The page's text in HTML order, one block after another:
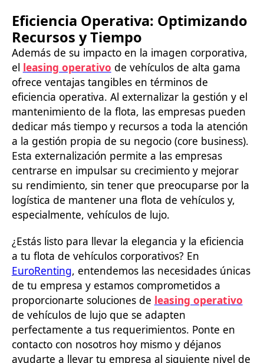
Eficiencia Operativa: Optimizando
Recursos y Tiempo
Además de su impacto en la imagen corporativa,
el leasing operativo de vehículos de alta gama
ofrece ventajas tangibles en términos de
eficiencia operativa. Al externalizar la gestión y el
mantenimiento de la flota, las empresas pueden
dedicar más tiempo y recursos a toda la atención
a la gestión propia de su negocio (core business).
Esta externalización permite a las empresas
centrarse en impulsar su crecimiento y mejorar
su rendimiento, sin tener que preocuparse por la
logística de mantener una flota de vehículos y,
especialmente, vehículos de lujo.
¿Estás listo para llevar la elegancia y la eficiencia
a tu flota de vehículos corporativos? En
EuroRenting, entendemos las necesidades únicas
de tu empresa y estamos comprometidos a
proporcionarte soluciones de leasing operativo
de vehículos de lujo que se adapten
perfectamente a tus requerimientos. Ponte en
contacto con nosotros hoy mismo y déjanos
ayudarte a llevar tu empresa al siguiente nivel de